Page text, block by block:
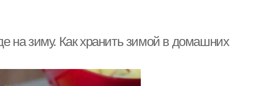
на зиму. Как хранить зимой в домашних